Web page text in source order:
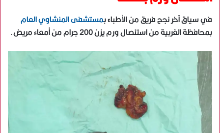
في سياق آخر نجح فريق من الأطباء بمستشفى المنشاوي العام
بمحافظة الغربية من استئصال ورم يزن 200 جرام من أمعاء مريض.